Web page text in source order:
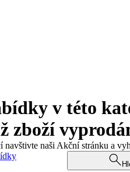
v této
zboží
navštivte naši Akční stránku a